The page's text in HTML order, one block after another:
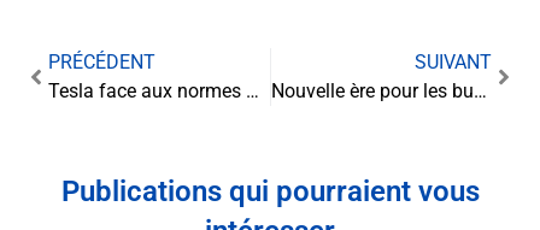
PRÉCÉDENT
Tesla face aux normes d’efficacité énergétique : un défi juridique et technologique
SUIVANT
Nouvelle ère pour les buralistes : le point sur l’évolution du régime des allocations viagères
Publications qui pourraient vous